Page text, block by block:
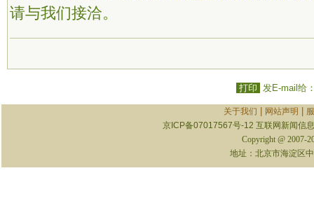
请与我们接洽。
打印 发E-mail给
关于我们 网站声明
京ICP备07017567号-12 互联网新闻信
Copyright @ 2007-
地址：北京市海淀区